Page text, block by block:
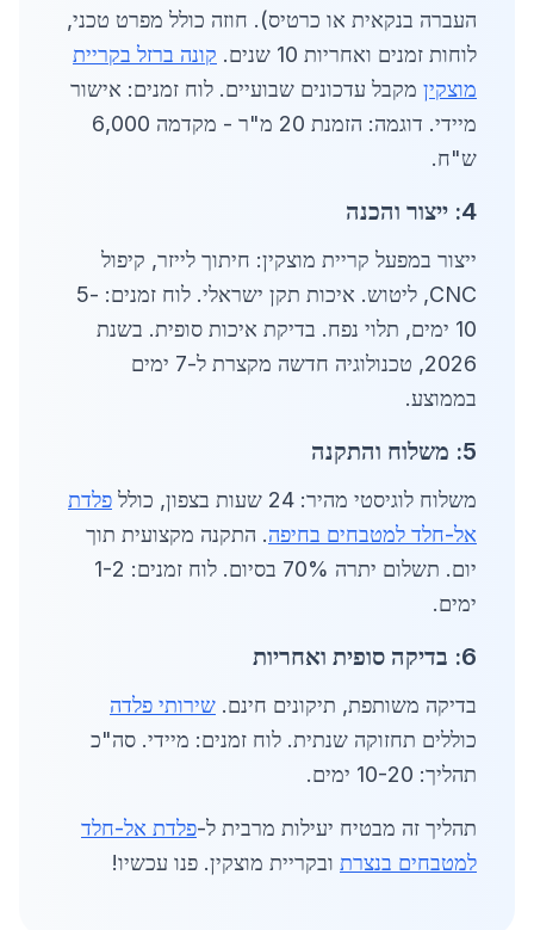
העברה בנקאית או כרטיס). חוזה כולל מפרט טכני,
לוחות זמנים ואחריות 10 שנים.
קונה ברזל בקריית
מוצקין מקבל עדכונים שבועיים. לוח זמנים: אישור
מיידי. דוגמה: הזמנת 20 מ"ר - מקדמה 6,000
ש"ח.
4: ייצור והכנה
ייצור במפעל קריית מוצקין: חיתוך לייזר, קיפול
CNC, ליטוש. איכות תקן ישראלי. לוח זמנים: 5-
10 ימים, תלוי נפח. בדיקת איכות סופית. בשנת
2026, טכנולוגיה חדשה מקצרת ל-7 ימים
בממוצע.
5: משלוח והתקנה
משלוח לוגיסטי מהיר: 24 שעות בצפון, כולל
פלדת
אל-חלד למטבחים בחיפה. התקנה מקצועית תוך
יום. תשלום יתרה 70% בסיום. לוח זמנים: 1-2
ימים.
6: בדיקה סופית ואחריות
בדיקה משותפת, תיקונים חינם. שירותי פלדה
כוללים תחזוקה שנתית. לוח זמנים: מיידי. סה"כ
תהליך: 10-20 ימים.
תהליך זה מבטיח יעילות מרבית ל-פלדת אל-חלד
למטבחים בנצרת ובקריית מוצקין. פנו עכשיו!